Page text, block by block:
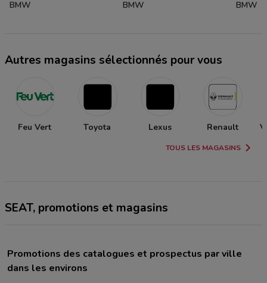
BMW BMW BMW
Autres magasins sélectionnés pour vous
Feu Vert Toyota Lexus Renault
TOUS LES MAGASINS
SEAT, promotions et magasins
Promotions des catalogues et prospectus par ville
dans les environs